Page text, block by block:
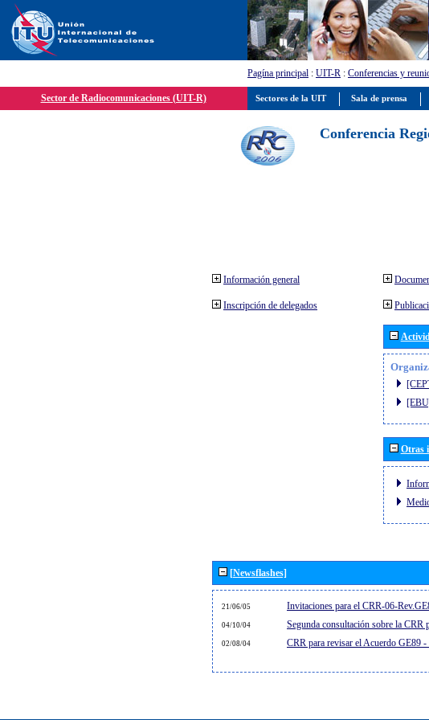
Pagína principal : UIT-R : Conferencias y
Sector de Radiocomunicaciones (UIT-R)
Conferencia
Información general
Inscripción de delegados
Otras
[Newsflashes]
21/06/05 Invitaciones para el CRR-06-
04/10/04 Segunda consultación sobre la CRR
02/08/04 CRR para revisar el Acuerdo GE89 -
Sectores de la UIT Sala de prensa